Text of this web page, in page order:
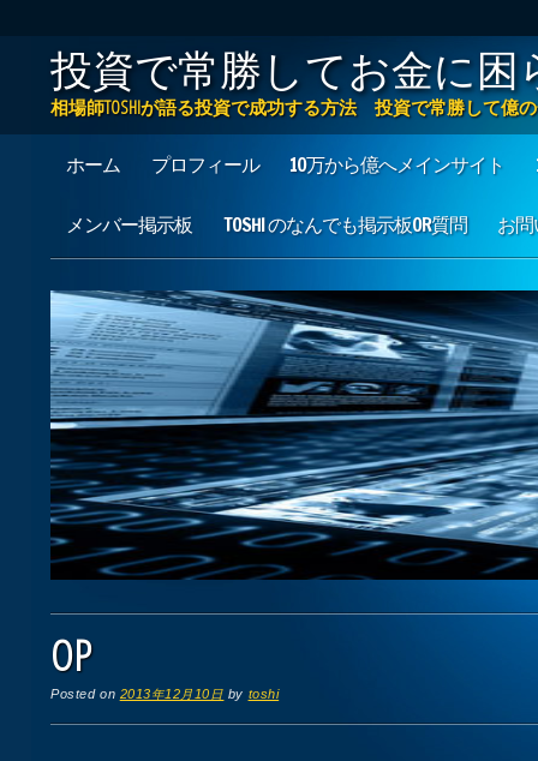
投資で常勝してお金に困
相場師TOSHIが語る投資で成功する方法 投資で常勝して億
Main menu
ホーム プロフィール 10万から億へメインサイト
メンバー掲示板 TOSHI のなんでも掲示板OR質問 お
OP
Posted on 2013年12月10日 by toshi